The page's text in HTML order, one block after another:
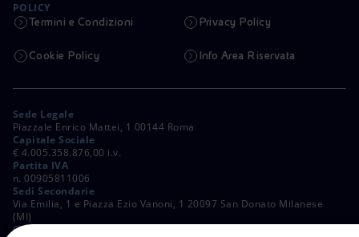
POLICY
Termini e Condizioni Privacy Policy
Cookie Policy Info Area Riservata
Sede Legale
Piazzale Enrico Mattei, 1 00144 Roma
Capitale Sociale
€ 4.005.358.876,00 i.v.
Partita IVA
n. 00905811006
Sedi Secondarie
Via Emilia, 1 e Piazza Ezio Vanoni, 1 20097 San Donato Milanese
(MI)
C. Fiscale e Registro Imprese di Roma